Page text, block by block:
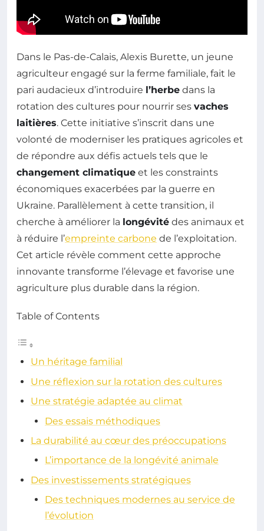
Dans le Pas-de-Calais, Alexis Burette, un jeune
agriculteur engagé sur la ferme familiale, fait le
pari audacieux d’introduire l’herbe dans la
rotation des cultures pour nourrir ses vaches
laitières. Cette initiative s’inscrit dans une
volonté de moderniser les pratiques agricoles et
de répondre aux défis actuels tels que le
changement climatique et les constraints
économiques exacerbées par la guerre en
Ukraine. Parallèlement à cette transition, il
cherche à améliorer la longévité des animaux et
à réduire l’empreinte carbone de l’exploitation.
Cet article révèle comment cette approche
innovante transforme l’élevage et favorise une
agriculture plus durable dans la région.
Table of Contents
Un héritage familial
Une réflexion sur la rotation des cultures
Une stratégie adaptée au climat
Des essais méthodiques
La durabilité au cœur des préoccupations
L’importance de la longévité animale
Des investissements stratégiques
Des techniques modernes au service de
l’évolution